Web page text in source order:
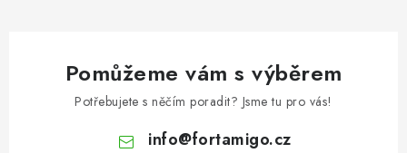
Pomůžeme vám s výběrem
Potřebujete s něčím poradit? Jsme tu pro vás!
info@fortamigo.cz